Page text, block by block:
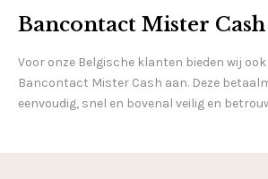
Bancontact Mister Cash
Voor onze Belgische klanten bieden wij
Bancontact Mister Cash aan. Deze
eenvoudig, snel en bovenal veilig en